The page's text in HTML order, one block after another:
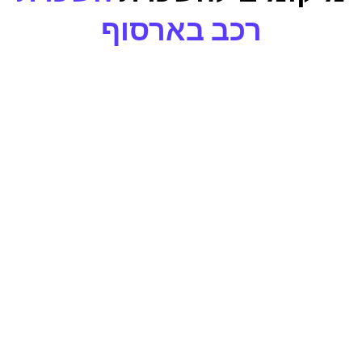
רכב בארסוף